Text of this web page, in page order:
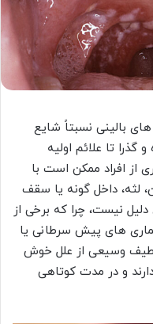
بالینی نسبتاً شایع
تا علائم اولیه
از افراد ممکن است با
لثه، داخل گونه یا سقف
نیست، چرا که برخی از
های پیش سرطانی یا
طیف وسیعی از علل خوش
و در مدت کوتاهی